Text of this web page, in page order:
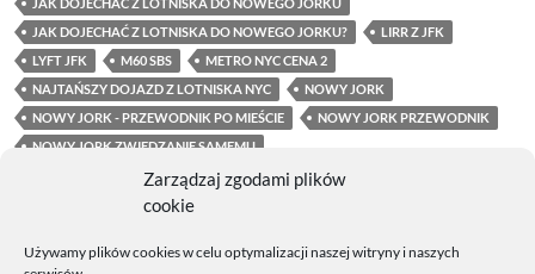
JAK DOJECHAĆ Z LOTNISKA DO NOWEGO JORKU?
LIRR Z JFK
LYFT JFK
M60 SBS
METRO NYC CENA 2
NAJTAŃSZY DOJAZD Z LOTNISKA NYC
NOWY JORK
NOWY JORK - PRZEWODNIK PO MIEŚCIE
NOWY JORK PRZEWODNIK
NOWY JORK ZWIEDZANIE SAMEMU
NOWY JORK: JAK ZORGANIZOWAĆ PODRÓŻ
PORADY PODRÓŻNICZE NOWY JORK
TRANSPORT Z LOTNISKA NOWY JORK
UBER Z JFK NA MANHATTAN
Zarządzaj zgodami plików
cookie
Używamy plików cookies w celu optymalizacji naszej witryny i naszych